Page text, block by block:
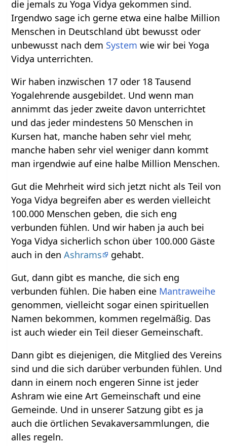
die jemals zu Yoga Vidya gekommen sind.
Irgendwo sage ich gerne etwa eine halbe Million
Menschen in Deutschland übt bewusst oder
unbewusst nach dem System wie wir bei Yoga
Vidya unterrichten.
Wir haben inzwischen 17 oder 18 Tausend
Yogalehrende ausgebildet. Und wenn man
annimmt das jeder zweite davon unterrichtet
und das jeder mindestens 50 Menschen in
Kursen hat, manche haben sehr viel mehr,
manche haben sehr viel weniger dann kommt
man irgendwie auf eine halbe Million Menschen.
Gut die Mehrheit wird sich jetzt nicht als Teil von
Yoga Vidya begreifen aber es werden vielleicht
100.000 Menschen geben, die sich eng
verbunden fühlen. Und wir haben ja auch bei
Yoga Vidya sicherlich schon über 100.000 Gäste
auch in denAshrams
gehabt.
Gut, dann gibt es manche, die sich eng
verbunden fühlen. Die haben eine Mantraweihe
genommen, vielleicht sogar einen spirituellen
Namen bekommen, kommen regelmäßig. Das
ist auch wieder ein Teil dieser Gemeinschaft.
Dann gibt es diejenigen, die Mitglied des Vereins
sind und die sich darüber verbunden fühlen. Und
dann in einem noch engeren Sinne ist jeder
Ashram wie eine Art Gemeinschaft und eine
Gemeinde. Und in unserer Satzung gibt es ja
auch die örtlichen Sevakaversammlungen, die
alles regeln.